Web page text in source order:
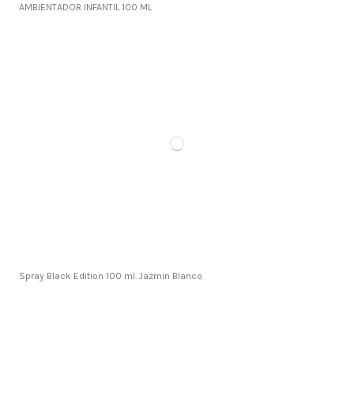
AMBIENTADOR INFANTIL 100 ML
Spray Black Edition 100 ml. Jazmin Blanco